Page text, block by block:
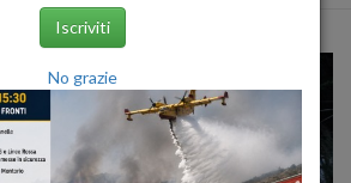
Iscriviti
No grazie